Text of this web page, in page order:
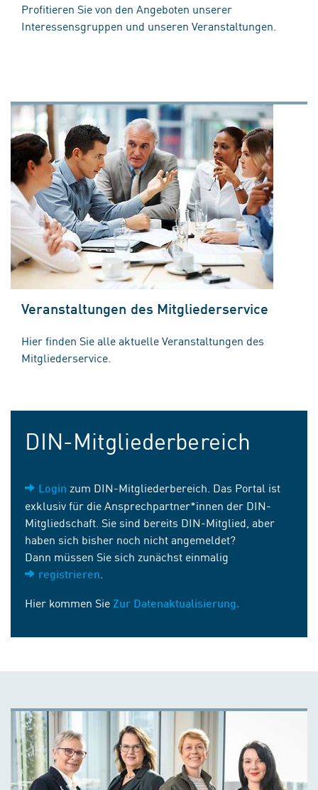
Profitieren Sie von den Angeboten unserer
Interessensgruppen und unseren Veranstaltungen.
Veranstaltungen des Mitgliederservice
Hier finden Sie alle aktuelle Veranstaltungen des
Mitgliederservice.
DIN-Mitgliederbereich
Login zum DIN-Mitgliederbereich. Das Portal ist
exklusiv für die Ansprechpartner*innen der DIN-
Mitgliedschaft. Sie sind bereits DIN-Mitglied, aber
haben sich bisher noch nicht angemeldet?
Dann müssen Sie sich zunächst einmalig
registrieren
Hier kommen Sie Zur Datenaktualisierung.